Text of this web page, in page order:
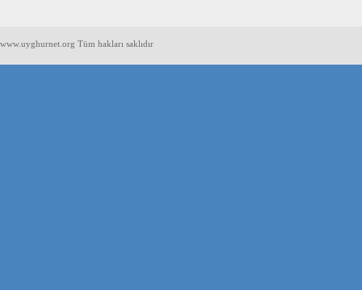
www.uyghurnet.org Tüm hakları saklıdır